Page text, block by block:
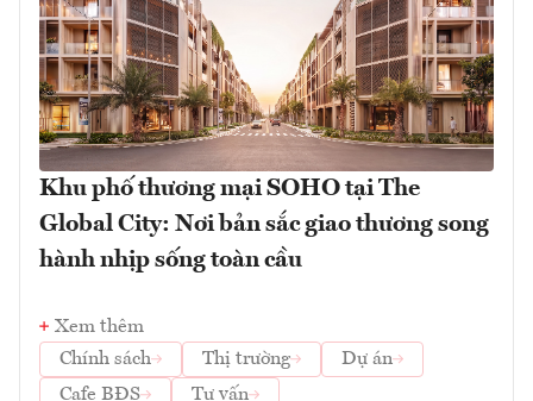
Khu phố thương mại SOHO tại The
Global City: Nơi bản sắc giao thương song
hành nhịp sống toàn cầu
Xem thêm
Chính sách
Thị trường
Dự án
Cafe BĐS
Tư vấn